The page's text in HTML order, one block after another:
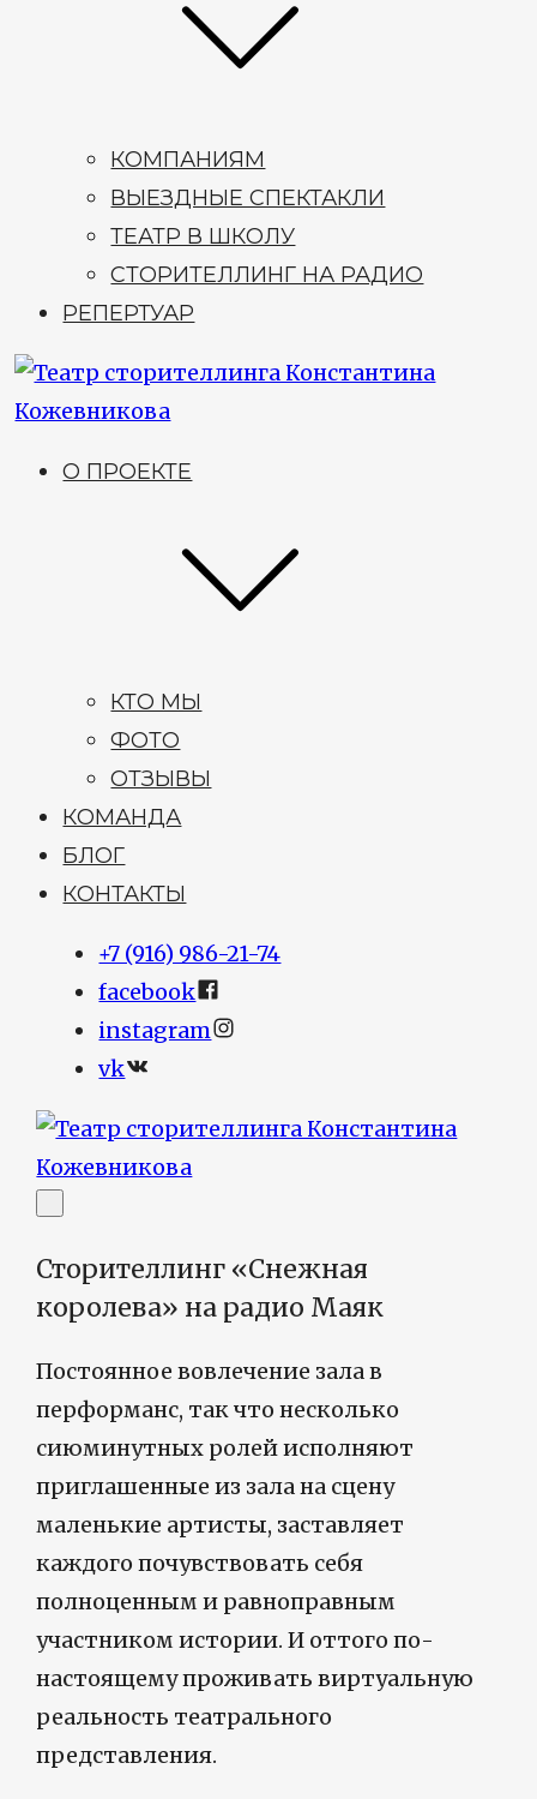
КОМПАНИЯМ
ВЫЕЗДНЫЕ СПЕКТАКЛИ
ТЕАТР В ШКОЛУ
СТОРИТЕЛЛИНГ НА РАДИО
РЕПЕРТУАР
О ПРОЕКТЕ
КТО МЫ
ФОТО
ОТЗЫВЫ
КОМАНДА
БЛОГ
КОНТАКТЫ
+7 (916) 986-21-74
facebook
instagram
vk
Сторителлинг «Снежная
королева» на радио Маяк
Постоянное вовлечение зала в
перформанс, так что несколько
сиюминутных ролей исполняют
приглашенные из зала на сцену
маленькие артисты, заставляет
каждого почувствовать себя
полноценным и равноправным
участником истории. И оттого по-
настоящему проживать виртуальную
реальность театрального
представления.